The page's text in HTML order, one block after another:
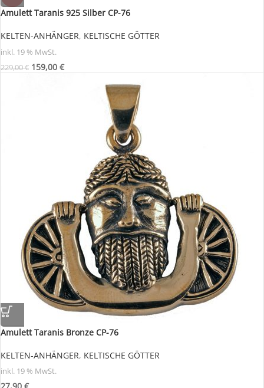
Amulett Taranis 925 Silber CP-76
KELTEN-ANHÄNGER, KELTISCHE GÖTTER
inkl. 19 % MwSt.
229,00€ 159,00 €
Amulett Taranis Bronze CP-76
KELTEN-ANHÄNGER, KELTISCHE GÖTTER
inkl. 19 % MwSt.